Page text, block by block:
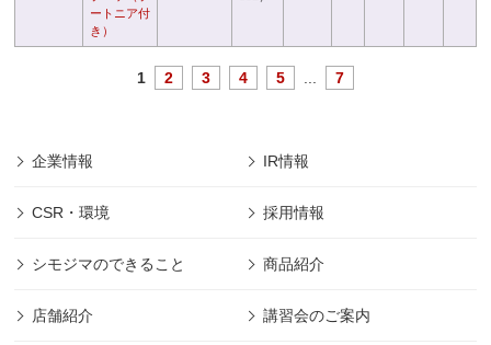
ートニア付
き）
1 2 3 4 5 7
企業情報 IR情報
CSR・環境 採用情報
シモジマのできること 商品紹介
店舗紹介 講習会のご案内